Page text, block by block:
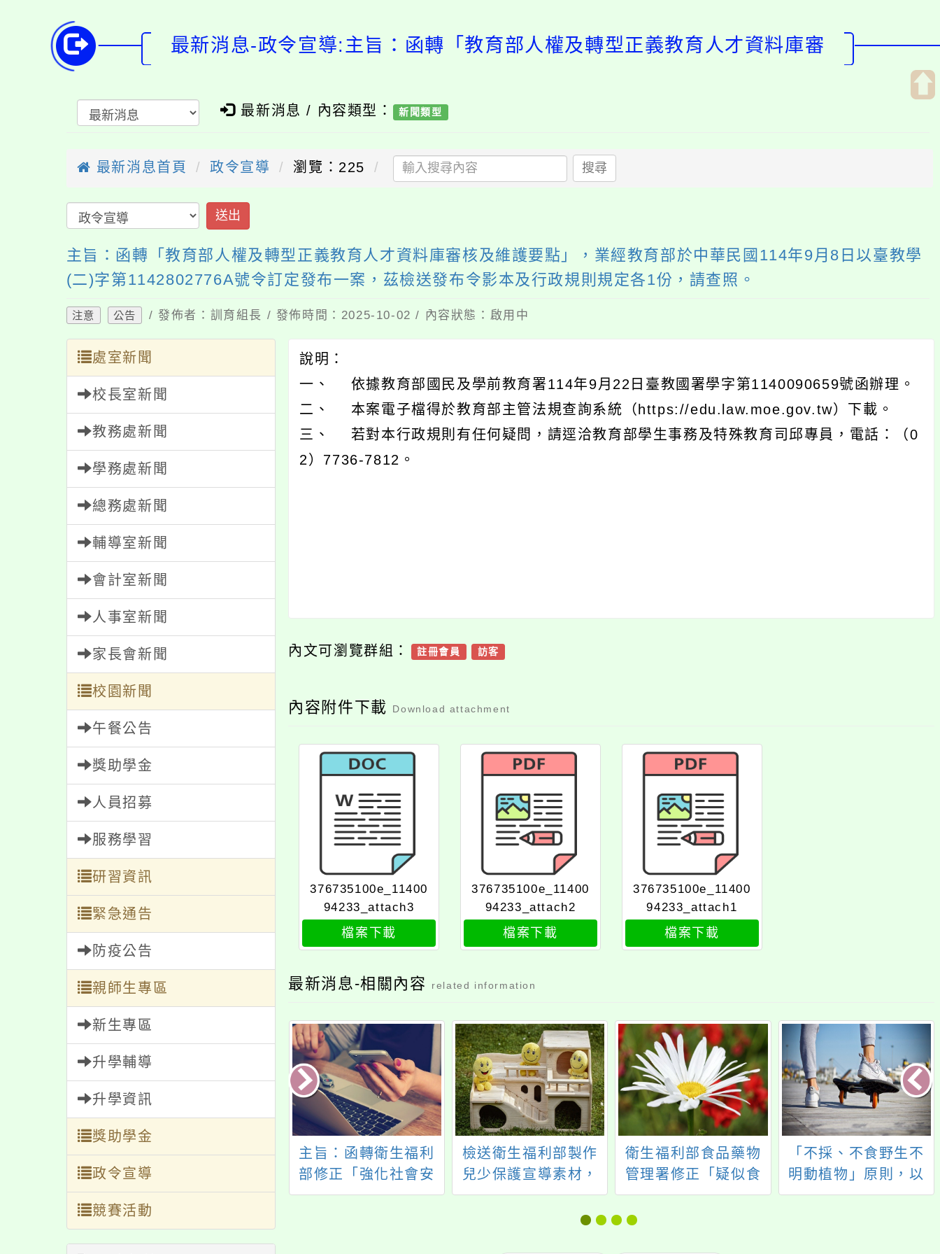
最新消息-政令宣導:主旨：函轉「教育部人權及轉型正義教育人才資料庫審
最新消息 / 內容類型： 新聞類型
最新消息首頁 政令宣導 瀏覽：225 搜尋
送出
主旨：函轉「教育部人權及轉型正義教育人才資料庫審核及維護要點」，業經教育部於中華民國114年9月8日以臺教學
(二)字第1142802776A號令訂定發布一案，茲檢送發布令影本及行政規則規定各1份，請查照。
注意 公告 / 發佈者：訓育組長 / 發佈時間：2025-10-02 / 內容狀態：啟用中
處室新聞
校長室新聞
教務處新聞
學務處新聞
總務處新聞
輔導室新聞
會計室新聞
人事室新聞
家長會新聞
校園新聞
午餐公告
獎助學金
人員招募
服務學習
研習資訊
緊急通告
防疫公告
親師生專區
新生專區
升學輔導
升學資訊
獎助學金
政令宣導
競賽活動
說明：
一、 依據教育部國民及學前教育署114年9月22日臺教國署學字第1140090659號函辦理。
二、 本案電子檔得於教育部主管法規查詢系統（https://edu.law.moe.gov.tw）下載。
三、 若對本行政規則有任何疑問，請逕洽教育部學生事務及特殊教育司邱專員，電話：（0
2）7736-7812。
內文可瀏覽群組： 註冊會員 訪客
內容附件下載 Download attachment
376735100e_11400
94233_attach3
檔案下載
376735100e_11400
94233_attach2
檔案下載
376735100e_11400
94233_attach1
檔案下載
最新消息-相關內容 related information
熱防治宣導
主旨：修正「桃園市
國民中小學社團活動
實施要點」部分規
定，名稱並修正為
主旨：函轉衛生福利
部修正「強化社會安
全網－急難紓困實施
檢送衛生福利部製作
兒少保護宣導素材，
請加強宣導身心暴力
對於兒少之不利影
衛生福利部食品藥物
管理署修正「疑似食
品中毒事件處理及採
「不採、不食野生不
明動植物」原則，以
降低食品中毒風險